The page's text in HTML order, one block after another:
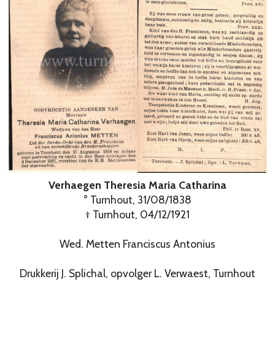
Verhaegen Theresia Maria Catharina
° Turnhout, 31/08/1838
† Turnhout, 04/12/1921
Wed. Metten Franciscus Antonius
Drukkerij J. Splichal, opvolger L. Verwaest, Turnhout